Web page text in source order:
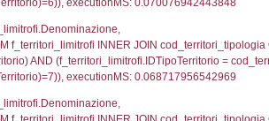
Autorita, StatoIspezione,
'%d/